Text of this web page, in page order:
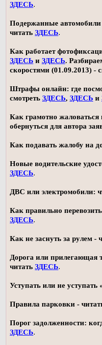
ЗДЕСЬ.
Подержанные автомобили
читать ЗДЕСЬ.
Как работает
ЗДЕСЬ и ЗДЕСЬ.
скоростями (01.09.2013) -
Штрафы онлайн: где
смотреть ЗДЕСЬ, ЗДЕСЬ и
Как грамотно
обернуться для автора
Как подавать жалобу на
Новые водительские
ЗДЕСЬ.
ДВС или электромобили:
Как правильно
ЗДЕСЬ.
Как не заснуть за рулем -
Дорога или прилегающая
читать ЗДЕСЬ.
Уступать или не уступать
Правила парковки -
Порог задолженности:
ЗДЕСЬ.